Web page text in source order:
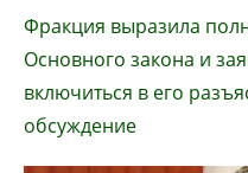
Фракция выразила
Основного закона и
включиться в его
обсуждение